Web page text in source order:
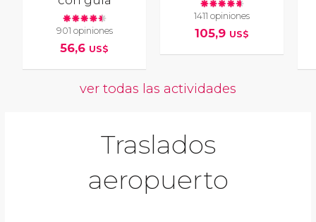
901 opiniones
56,6 US$
1411 opiniones
105,9 US$
ver todas las actividades
Traslados
aeropuerto